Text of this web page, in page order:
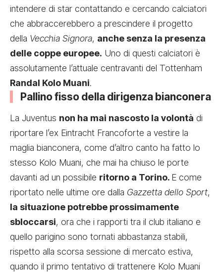
intendere di star contattando e cercando calciatori
che abbraccerebbero a prescindere il progetto
della Vecchia Signora, anche senza la presenza
delle coppe europee. Uno di questi calciatori è
assolutamente l’attuale centravanti del Tottenham
Randal Kolo Muani.
Pallino fisso della dirigenza bianconera
La Juventus non ha mai nascosto la volontà di
riportare l’ex Eintracht Francoforte a vestire la
maglia bianconera, come d’altro canto ha fatto lo
stesso Kolo Muani, che mai ha chiuso le porte
davanti ad un possibile ritorno a Torino. E come
riportato nelle ultime ore dalla Gazzetta dello Sport,
la situazione potrebbe prossimamente
sbloccarsi, ora che i rapporti tra il club italiano e
quello parigino sono tornati abbastanza stabili,
rispetto alla scorsa sessione di mercato estiva,
quando il primo tentativo di trattenere Kolo Muani